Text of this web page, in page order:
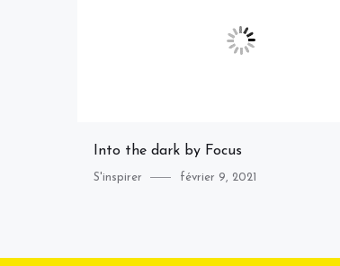
Into the dark by Focus
Category
S'inspirer
Posted
février 9, 2021